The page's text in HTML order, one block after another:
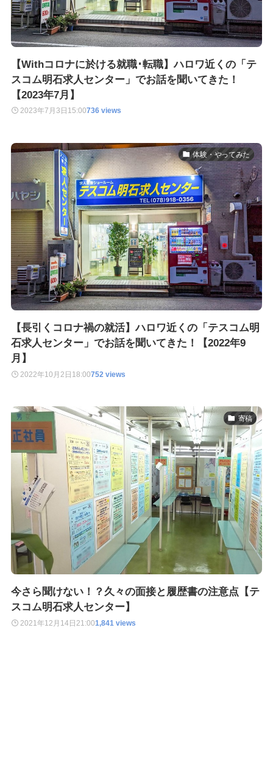
【Withコロナに於ける就職･転職】ハロワ近くの「テ
スコム明石求人センター」でお話を聞いてきた！
【2023年7月】
2023年7月3日 15:00736 views
体験・やってみた
【長引くコロナ禍の就活】ハロワ近くの「テスコム明
石求人センター」でお話を聞いてきた！【2022年9
月】
2022年10月2日 18:00752 views
寄稿
今さら聞けない！？久々の面接と履歴書の注意点【テ
スコム明石求人センター】
2021年12月14日 21:001,841 views